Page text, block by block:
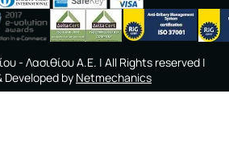
- Λασιθίου A.E. | All Rights reserved |
Developed by Netmechanics